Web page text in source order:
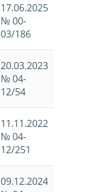
17.06.2025
№ 00-
03/186
20.03.2023
№ 04-
12/54
11.11.2022
№ 04-
12/251
09.12.2024